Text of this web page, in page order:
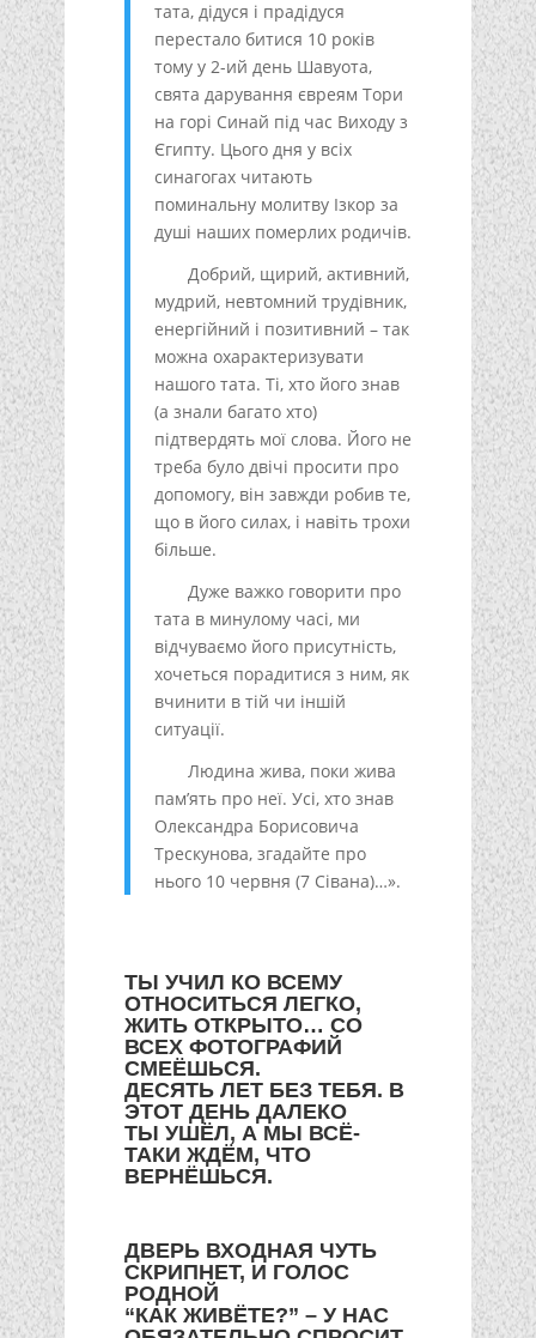
тата, дідуся і прадідуся
перестало битися 10 років
тому у 2-ий день Шавуота,
свята дарування євреям Тори
на горі Синай під час Виходу з
Єгипту. Цього дня у всіх
синагогах читають
поминальну молитву Ізкор за
душі наших померлих родичів.
Добрий, щирий, активний,
мудрий, невтомний трудівник,
енергійний і позитивний – так
можна охарактеризувати
нашого тата. Ті, хто його знав
(а знали багато хто)
підтвердять мої слова. Його не
треба було двічі просити про
допомогу, він завжди робив те,
що в його силах, і навіть трохи
більше.
Дуже важко говорити про
тата в минулому часі, ми
відчуваємо його присутність,
хочеться порадитися з ним, як
вчинити в тій чи іншій
ситуації.
Людина жива, поки жива
пам’ять про неї. Усі, хто знав
Олександра Борисовича
Трескунова, згадайте про
нього 10 червня (7 Сівана)…».
ТЫ УЧИЛ КО ВСЕМУ
ОТНОСИТЬСЯ ЛЕГКО,
ЖИТЬ ОТКРЫТО… СО
ВСЕХ ФОТОГРАФИЙ
СМЕЁШЬСЯ.
ДЕСЯТЬ ЛЕТ БЕЗ ТЕБЯ. В
ЭТОТ ДЕНЬ ДАЛЕКО
ТЫ УШЁЛ, А МЫ ВСЁ-
ТАКИ ЖДЁМ, ЧТО
ВЕРНЁШЬСЯ.
ДВЕРЬ ВХОДНАЯ ЧУТЬ
СКРИПНЕТ, И ГОЛОС
РОДНОЙ
“КАК ЖИВЁТЕ?” – У НАС